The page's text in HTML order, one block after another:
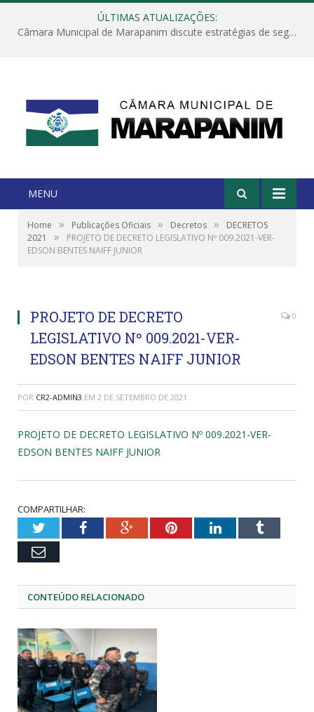
ÚLTIMAS ATUALIZAÇÕES:
Câmara Municipal de Marapanim discute estratégias de segurança com autoridades e poder executivo
MENU
Home » Publicações Oficiais » Decretos »
DECRETOS
2021
»
PROJETO DE DECRETO LEGISLATIVO Nº 009.2021-VER-
EDSON BENTES NAIFF JUNIOR
PROJETO DE DECRETO
LEGISLATIVO Nº 009.2021-VER-
EDSON BENTES NAIFF JUNIOR
0
POR CR2-ADMIN3 EM 2 DE SETEMBRO DE 2021
PROJETO DE DECRETO LEGISLATIVO Nº 009.2021-VER-
EDSON BENTES NAIFF JUNIOR
COMPARTILHAR:
TwitterFacebookGoogle+PinterestLinkedInTumblr
Email
CONTEÚDO RELACIONADO